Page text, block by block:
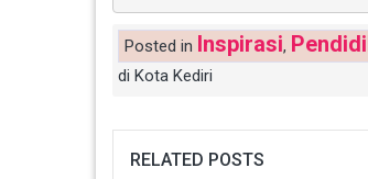
Posted in Inspirasi,
di Kota Kediri
RELATED POSTS